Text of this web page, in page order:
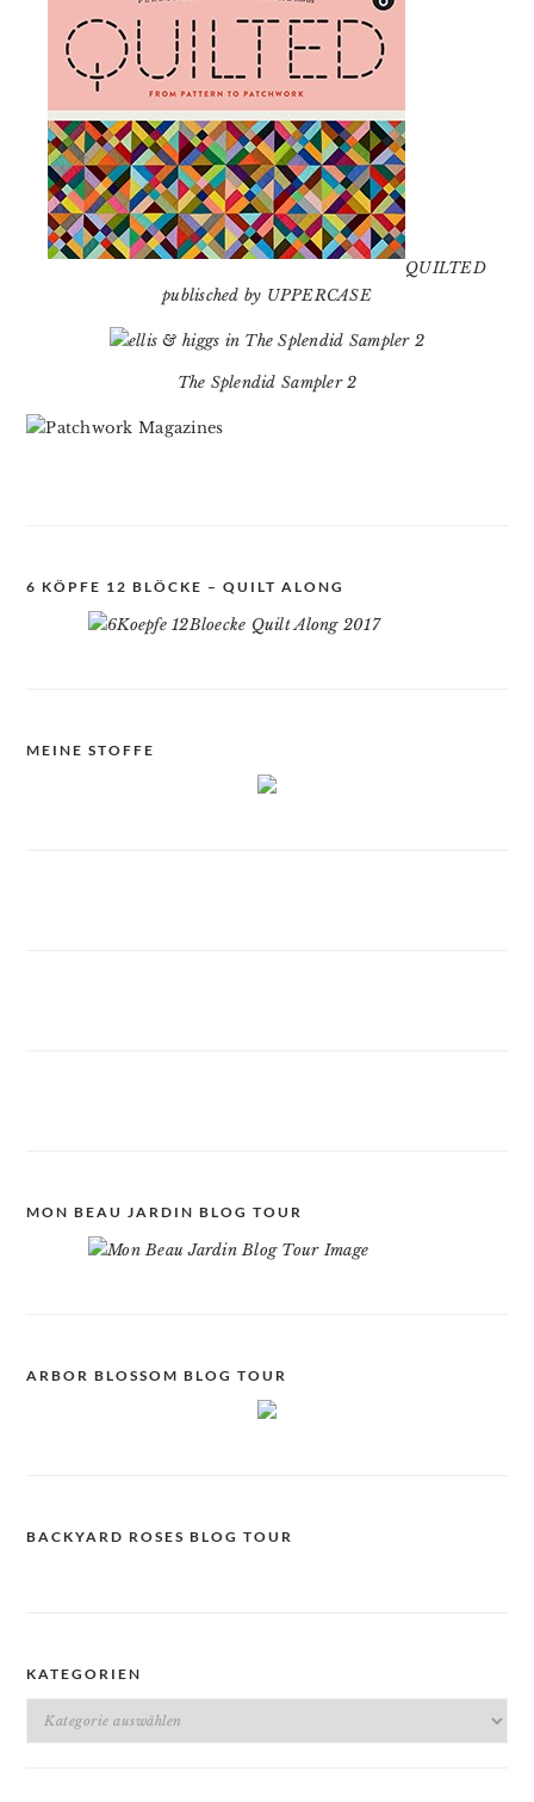
QUILTED
publisched by UPPERCASE
The Splendid Sampler 2
6 KÖPFE 12 BLÖCKE – QUILT ALONG
MEINE STOFFE
MON BEAU JARDIN BLOG TOUR
ARBOR BLOSSOM BLOG TOUR
BACKYARD ROSES BLOG TOUR
KATEGORIEN
Kategorien